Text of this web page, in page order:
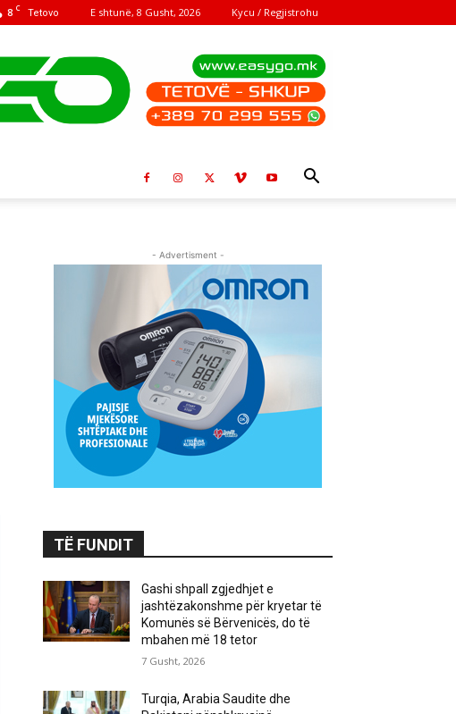
8 C Tetovo E shtunë, 8 Gusht, 2026 Kycu / Regjistrohu
- Advertisment -
TË FUNDIT
Gashi shpall zgjedhjet e
jashtëzakonshme për kryetar të
Komunës së Bërvenicës, do të
mbahen më 18 tetor
7 Gusht, 2026
Turqia, Arabia Saudite dhe